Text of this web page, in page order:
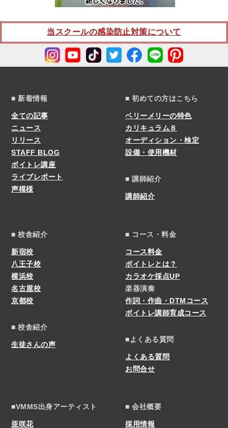
当スクールの感染防止対策について
■ 新着情報
全ての記事
ニュース
リリース
STAFF BLOG
ボイトレ講座
ライブレポート
声模様
■ 初めての方はこちら
ベリーメリーの特色
カリキュラム８
オーディション・検定
設備・使用機材
■ 講師紹介
講師紹介
■ 校舎紹介
新宿校
八王子校
横浜校
名古屋校
京都校
■ 校舎紹介
生徒さんの声
■ コース・料金
コース料金
ボイトレとは？
カラオケ採点UP
楽器演奏
作詞・作曲・DTMコース
ボイトレ講師育成コース
■よくある質問
よくある質問
お問合せ
■VMMS出身アーティスト
亜咲花
■ 会社概要
採用情報